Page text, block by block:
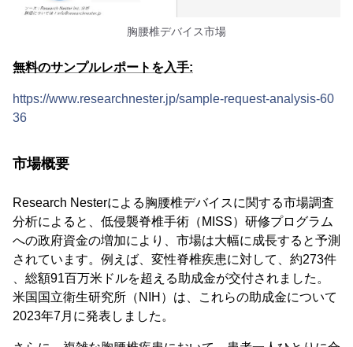
胸腰椎デバイス市場
無料のサンプルレポートを入手:
https://www.researchnester.jp/sample-request-analysis-60
36
市場概要
Research Nesterによる胸腰椎デバイスに関する市場調査
分析によると、低侵襲脊椎手術（MISS）研修プログラム
への政府資金の増加により、市場は大幅に成長すると予測
されています。例えば、変性脊椎疾患に対して、約273件
、総額91百万米ドルを超える助成金が交付されました。
米国国立衛生研究所（NIH）は、これらの助成金について
2023年7月に発表しました。